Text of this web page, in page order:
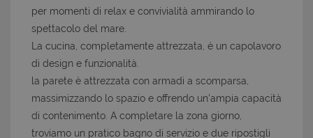
per momenti di relax e convivialità ammirando lo
spettacolo del mare.
La cucina, completamente attrezzata, è un capolavoro
di design e funzionalità.
la parete è attrezzata con armadi a scomparsa,
massimizzando lo spazio e offrendo un'ampia capacità
di contenimento. A completare la zona giorno,
troviamo un pratico bagno di servizio e due ripostigli